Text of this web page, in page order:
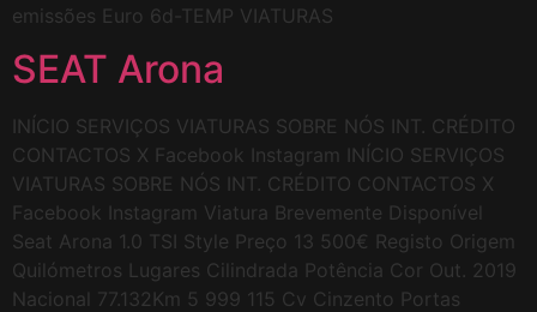
emissões Euro 6d-TEMP VIATURAS
SEAT Arona
INÍCIO SERVIÇOS VIATURAS SOBRE NÓS INT. CRÉDITO
CONTACTOS X Facebook Instagram INÍCIO SERVIÇOS
VIATURAS SOBRE NÓS INT. CRÉDITO CONTACTOS X
Facebook Instagram Viatura Brevemente Disponível
Seat Arona 1.0 TSI Style Preço 13 500€ Registo Origem
Quilómetros Lugares Cilindrada Potência Cor Out. 2019
Nacional 77.132Km 5 999 115 Cv Cinzento Portas